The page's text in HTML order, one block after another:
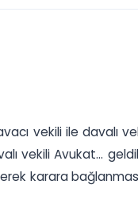
vekili ile davalı
vekili Avukat...
karara